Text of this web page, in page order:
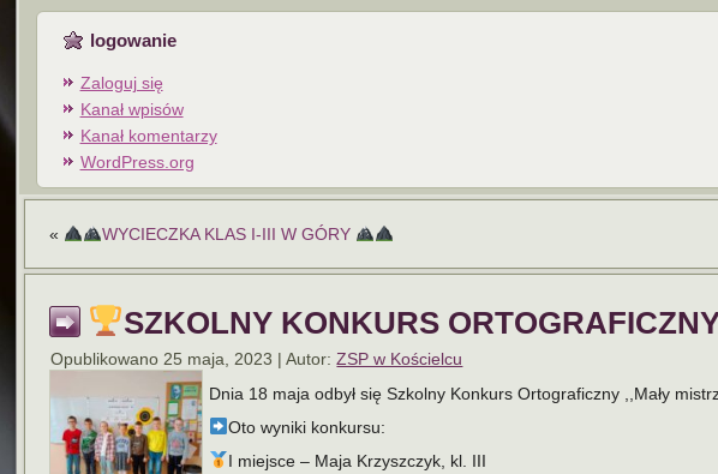
logowanie
Zaloguj się
Kanał wpisów
Kanał komentarzy
WordPress.org
« WYCIECZKA KLAS I-III W GÓRY
SZKOLNY KONKURS
Opublikowano 25 maja, 2023 |Autor: ZSP w Kościelcu
Dnia 18 maja odbył się Szkolny Konkurs Ortograficzny ,,Mały
Oto wyniki konkursu:
I miejsce – Maja Krzyszczyk, kl. III